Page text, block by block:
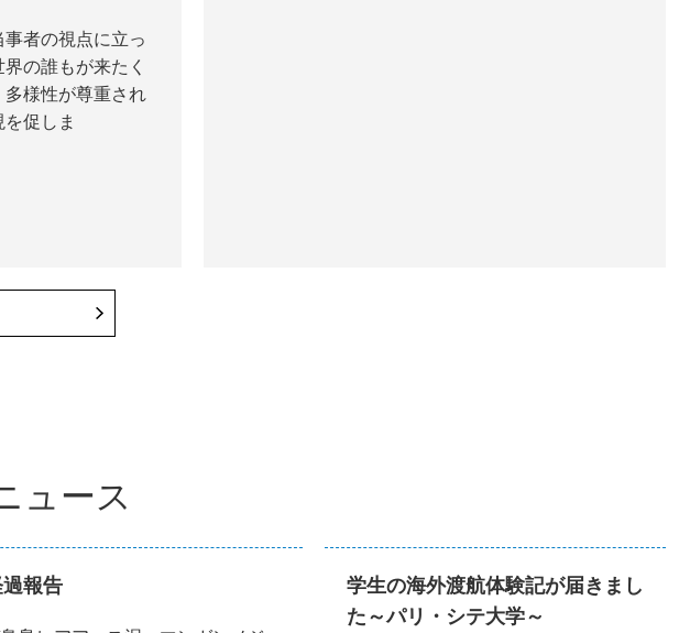
者の視点に立っ
の誰もが来たく
様性が尊重され
促しま
ュース
報告
学生の海外渡航体験記が届きまし
た～パリ・シテ大学～